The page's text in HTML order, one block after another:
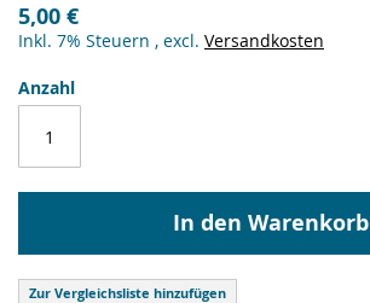
5,00 €
Inkl. 7% Steuern , excl. Versandkosten
Anzahl
In den Warenkorb
Zur Vergleichsliste hinzufügen